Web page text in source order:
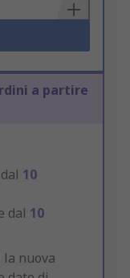
a partire
10
dal 10
nuova